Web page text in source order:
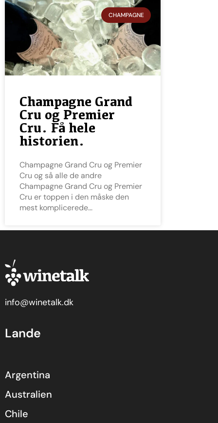
CHAMPAGNE
Champagne Grand
Cru og Premier
Cru. Få hele
historien.
Champagne Grand Cru og Premier
Cru og så alle de andre
Champagne Grand Cru og Premier
Cru er toppen i den måske den
mest komplicerede
info@winetalk.dk
Lande
Argentina
Australien
Chile